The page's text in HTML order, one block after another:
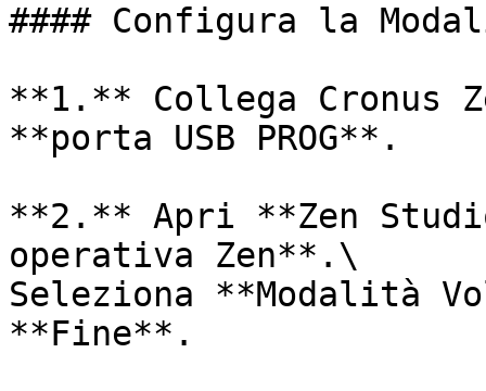
#### Configura la
**1.** Collega Cronus
**porta USB PROG**.
**2.** Apri **Zen
operativa Zen**.\
Seleziona **Modalità
**Fine**.